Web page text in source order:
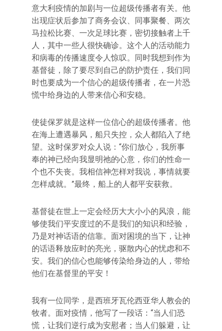
意大利疫情的加剧与一位超级传播者有关。他
出现症状后参加了商务会议、同事聚餐、两次
马拉松比赛、一次足球比赛，密切接触者上千
人，其中一些人很快确诊。这个人的活动能力
和病毒的传播速度令人惊叹。同时我想到作为
基督徒，除了要尽到自己的防护责任，我们同
时也要成为一个信心的超级传播者，在一片恐
慌中给身边的人带来信心和安稳。
使徒保罗就是这样一位信心的超级传播者。他
在海上遭遇暴风，船只失控，众人都陷入了绝
望。这时保罗对众人说：“你们放心，我所事
奉的神已经向我显明祂的心意，你们的性命一
个也不失丧。我相信神怎样对我说，事情就要
怎样成就。”最终，船上的人都平安获救。
基督徒在世上一定会经历大大小小的风浪，能
够使我们平安度过的不是我们的知识和经验，
乃是对神话语的信靠。面对困境的当下，让神
的话语释放应时的亮光，驱散内心的忧虑和不
安。我们的信心也能够传染给身边的人，带给
他们在基督里的平安！
我有一位同学，是西班牙瓦伦西亚华人教会的
牧者。面对疫情，他写了一段话：“当人们恐
慌，让我们逆行成为安慰者；当人们躲避，让